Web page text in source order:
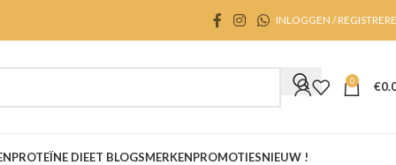
INLOGGEN /
0 €
PROTEÏNE DIEET BLOGSMERKENPROMOTIESNIEUW !